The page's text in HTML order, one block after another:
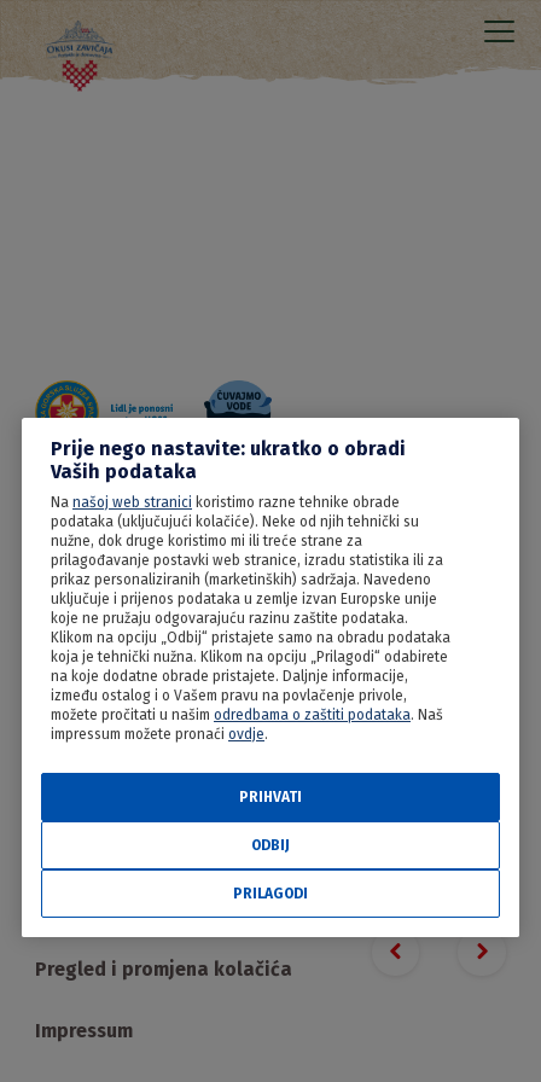
15.06.2022
Rudarska greblica
Previous slide
Next
Pregled i promjena kolačića
Impressum
Prije nego nastavite: ukratko o obradi
Vaših podataka
Na našoj web stranici koristimo razne tehnike obrade
podataka (uključujući kolačiće). Neke od njih tehnički su
nužne, dok druge koristimo mi ili treće strane za
prilagođavanje postavki web stranice, izradu statistika ili za
prikaz personaliziranih (marketinških) sadržaja. Navedeno
uključuje i prijenos podataka u zemlje izvan Europske unije
koje ne pružaju odgovarajuću razinu zaštite podataka.
Klikom na opciju „Odbij“ pristajete samo na obradu podataka
koja je tehnički nužna. Klikom na opciju „Prilagodi“ odabirete
na koje dodatne obrade pristajete. Daljnje informacije,
između ostalog i o Vašem pravu na povlačenje privole,
možete pročitati u našim odredbama o zaštiti podataka. Naš
impressum možete pronaći ovdje.
ODBIJ
PRIHVATI
PRILAGODI